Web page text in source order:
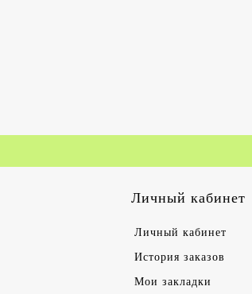
Личный кабинет
Личный кабинет
История заказов
Мои закладки